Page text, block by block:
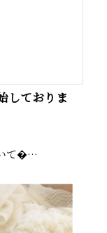
しておりま
て�…